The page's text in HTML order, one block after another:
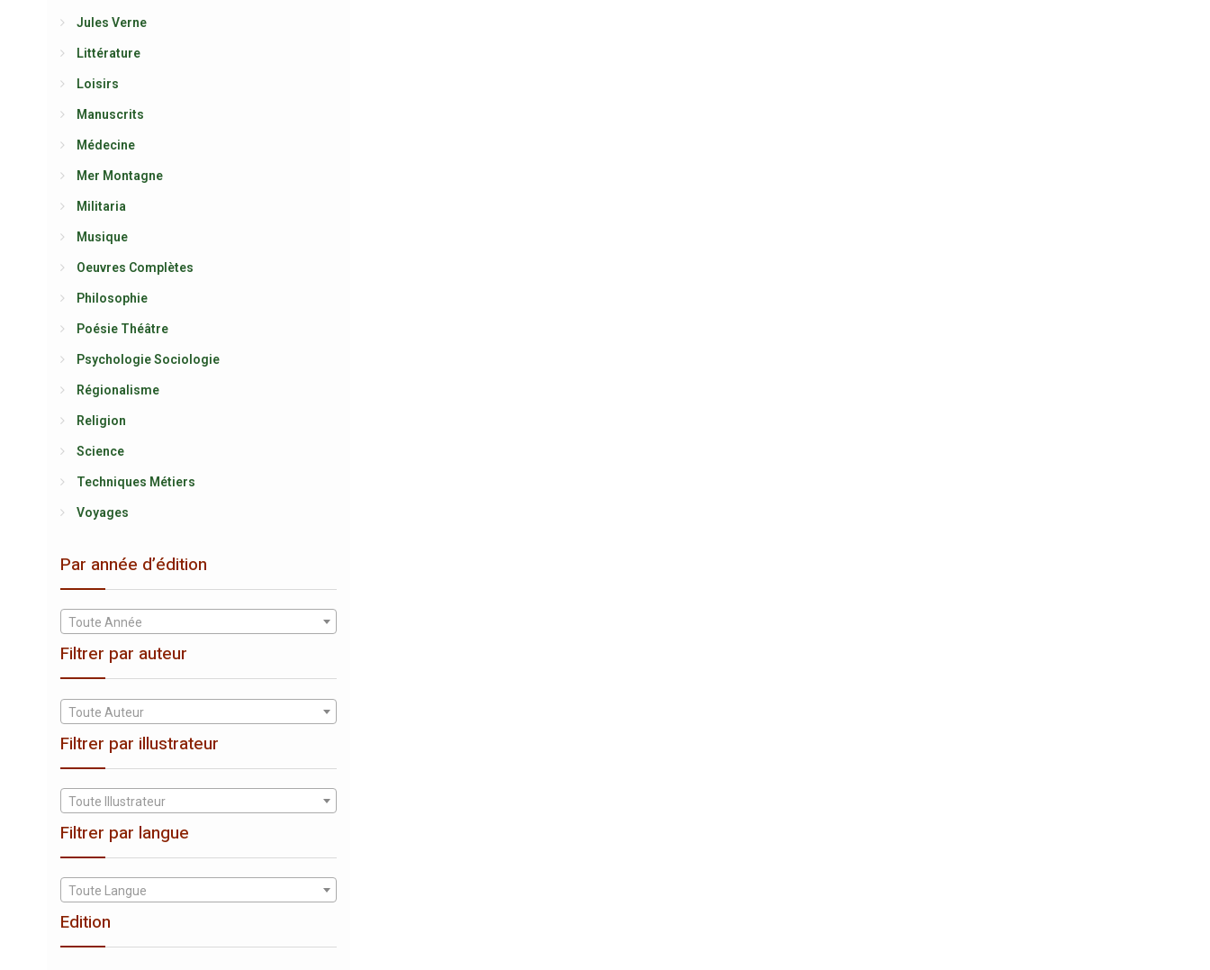
Jules Verne
Littérature
Loisirs
Manuscrits
Médecine
Mer Montagne
Militaria
Musique
Oeuvres Complètes
Philosophie
Poésie Théâtre
Psychologie Sociologie
Régionalisme
Religion
Science
Techniques Métiers
Voyages
Par année d’édition
Toute Année
Filtrer par auteur
Toute Auteur
Filtrer par illustrateur
Toute Illustrateur
Filtrer par langue
Toute Langue
Edition